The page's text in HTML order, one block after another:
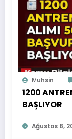
Muhsin
1200
BAŞLIYOR
Ağustos 8,